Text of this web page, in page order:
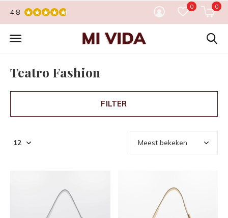
0 0
4.8
Teatro Fashion
FILTER